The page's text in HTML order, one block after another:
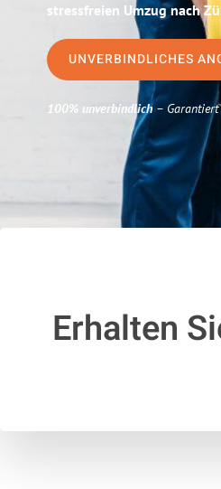
stressfreien Umzug nach
UNVERBINDLICHES
100% unverbindlich– Garantiert
Erhalten